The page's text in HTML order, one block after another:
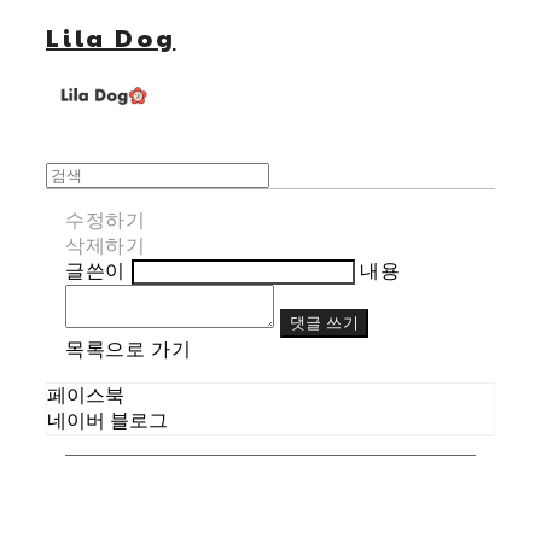
Lila Dog
수정하기
삭제하기
글쓴이
내용
댓글 쓰기
목록으로 가기
페이스북
네이버 블로그